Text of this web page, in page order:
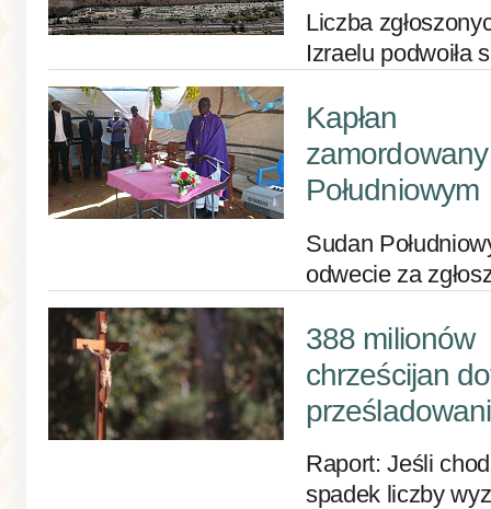
Liczba
Izraelu podwoiła
Kapłan
Południowym
Sudan
odwecie za
388 milionów
chrześcijan
Raport: Jeśli
spadek liczby